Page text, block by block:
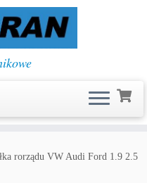
rorządu VW Audi Ford 1.9 2.5